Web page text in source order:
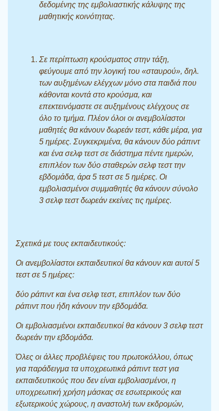
δεδομένης της εμβολιαστικής κάλυψης της
μαθητικής κοινότητας.
Σε περίπτωση κρούσματος στην τάξη,
φεύγουμε από την λογική του «σταυρού», δηλ.
των αυξημένων ελέγχων μόνο στα παιδιά που
κάθονται κοντά στο κρούσμα, και
επεκτεινόμαστε σε αυξημένους ελέγχους σε
όλο το τμήμα. Πλέον όλοι οι ανεμβολίαστοι
μαθητές θα κάνουν δωρεάν τεστ, κάθε μέρα, για
5 ημέρες. Συγκεκριμένα, θα κάνουν δύο ράπιντ
και ένα σελφ τεστ σε διάστημα πέντε ημερών,
επιπλέον των δύο σταθερών σελφ τεστ την
εβδομάδα, άρα 5 τεστ σε 5 ημέρες. Οι
εμβολιασμένοι συμμαθητές θα κάνουν σύνολο
3 σελφ τεστ δωρεάν εκείνες τις ημέρες.
Σχετικά με τους εκπαιδευτικούς:
Οι ανεμβολίαστοι εκπαιδευτικοί θα κάνουν και αυτοί 5
τεστ σε 5 ημέρες:
δύο ράπιντ και ένα σελφ τεστ, επιπλέον των δύο
ράπιντ που ήδη κάνουν την εβδομάδα.
Οι εμβολιασμένοι εκπαιδευτικοί θα κάνουν 3 σελφ τεστ
δωρεάν την εβδομάδα.
Όλες οι άλλες προβλέψεις του πρωτοκόλλου, όπως
για παράδειγμα τα υποχρεωτικά ράπιντ τεστ για
εκπαιδευτικούς που δεν είναι εμβολιασμένοι, η
υποχρεωτική χρήση μάσκας σε εσωτερικούς και
εξωτερικούς χώρους, η αναστολή των εκδρομών,